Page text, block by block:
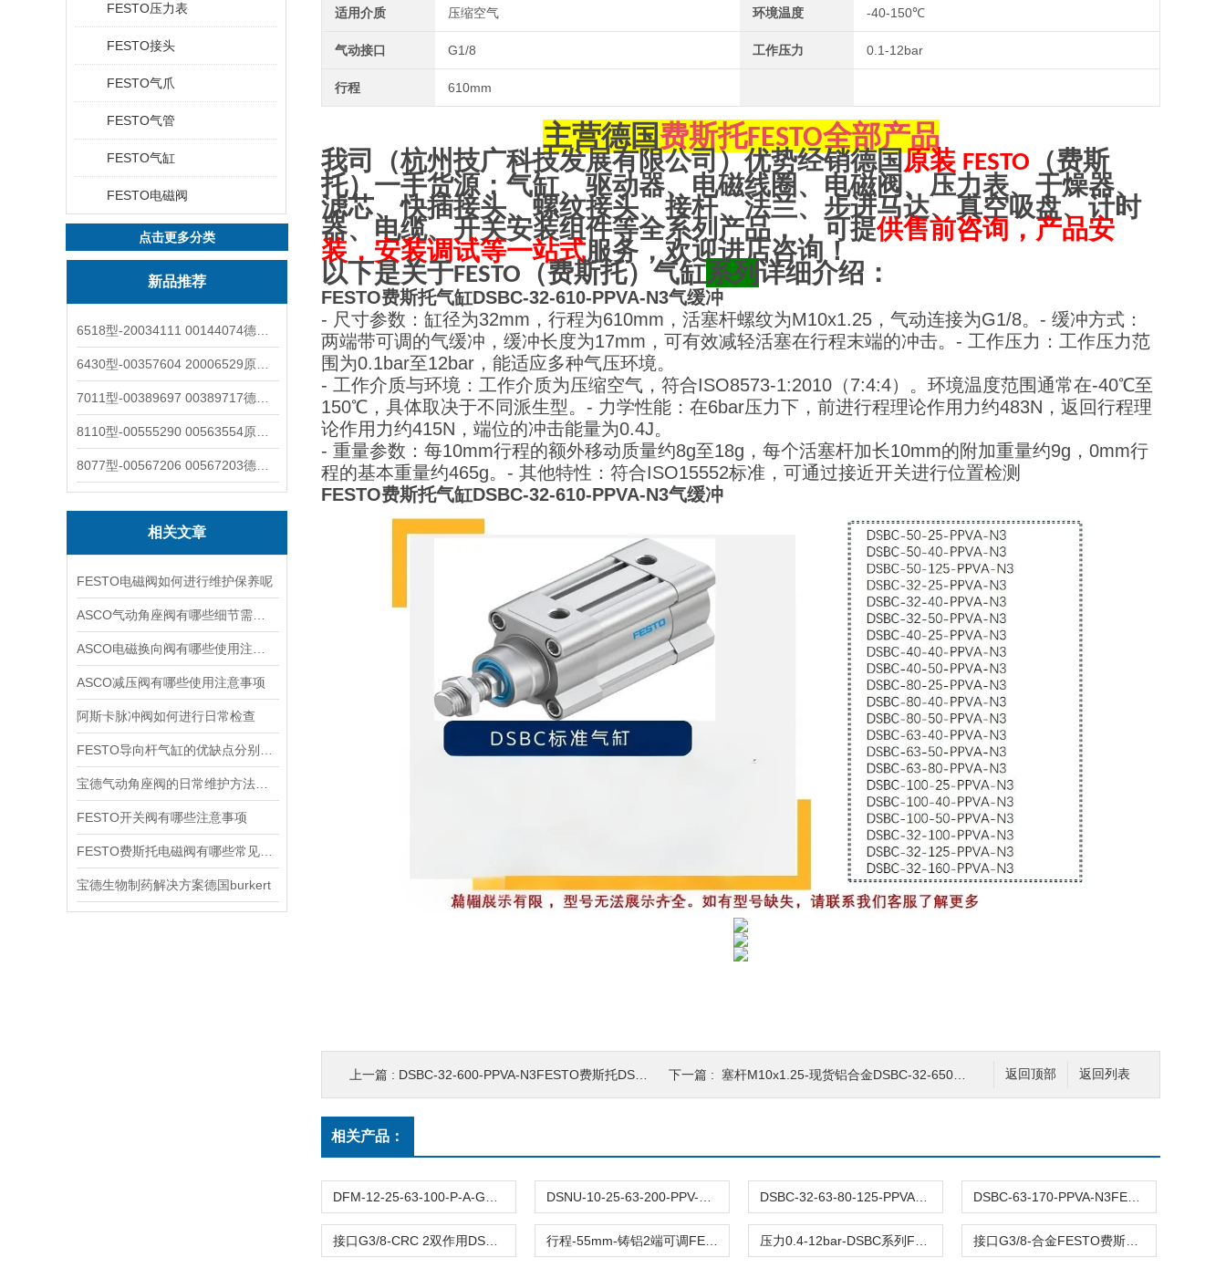
FESTO压力表
FESTO接头
FESTO气爪
FESTO气管
FESTO气缸
FESTO电磁阀
点击更多分类
新品推荐
相关文章
FESTO电磁阀如何进行维护保养呢
ASCO减压阀有哪些使用注意事项
阿斯卡脉冲阀如何进行日常检查
FESTO开关阀有哪些注意事项
宝德生物制药解决方案德国burkert
适用介质 压缩空气 环境温度 -40-150℃
气动接口 G1/8 工作压力 0.1-12bar
行程 610mm
主营德国费斯托FESTO全部产品
我司（杭州技广科技发展有限公司）优势经销德国原装 FESTO （费斯
托）一手货源：气缸、驱动器、电磁线圈、电磁阀、压力表、干燥器、
滤芯、快插接头、螺纹接头、接杆、法兰、步进马达、真空吸盘、计时
器、电缆、开关安装组件等全系列产品，，可提供售前咨询，产品安
装，安装调试等一站式服务，欢迎进店咨询！
以下是关于FESTO （费斯托）气缸系列详细介绍：
FESTO费斯托气缸DSBC-32-610-PPVA-N3气缓冲
- 尺寸参数：缸径为32mm，行程为610mm，活塞杆螺纹为M10x1.25，气动连接为G1/8。 - 缓冲方式：
两端带可调的气缓冲，缓冲长度为17mm，可有效减轻活塞在行程末端的冲击。 - 工作压力：工作压力范
围为0.1bar至12bar，能适应多种气压环境。
- 工作介质与环境：工作介质为压缩空气，符合ISO8573-1:2010（7:4:4）。环境温度范围通常在-40℃至
150℃，具体取决于不同派生型。 - 力学性能：在6bar压力下，前进行程理论作用力约483N，返回行程理
论作用力约415N，端位的冲击能量为0.4J。
- 重量参数：每10mm行程的额外移动质量约8g至18g，每个活塞杆加长10mm的附加重量约9g，0mm行
程的基本重量约465g。 - 其他特性：符合ISO15552标准，可通过接近开关进行位置检测
FESTO费斯托气缸DSBC-32-610-PPVA-N3气缓冲
返回列表
返回顶部
上一篇 : DSBC-32-600-PPVA-N3FESTO费斯托DSBC-32-标准气缸缓冲长度17mm 下一篇 : 塞杆M10x1.25-现货铝合金DSBC-32-650-PPVA-N费斯托FESTO气缸
相关产品：